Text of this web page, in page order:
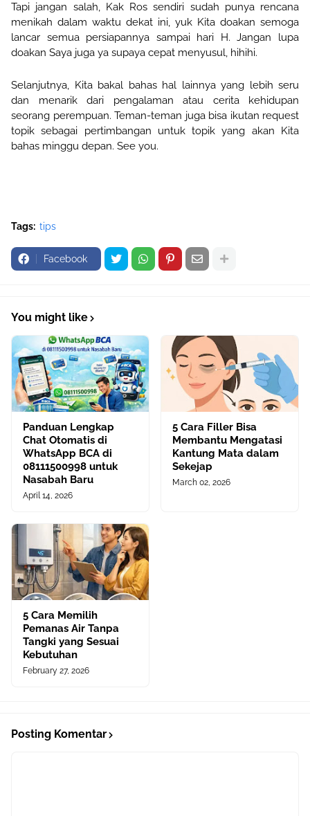
Tapi jangan salah, Kak Ros sendiri sudah punya rencana
menikah dalam waktu dekat ini, yuk Kita doakan semoga
lancar semua persiapannya sampai hari H. Jangan lupa
doakan Saya juga ya supaya cepat menyusul, hihihi.
Selanjutnya, Kita bakal bahas hal lainnyayang lebih seru
dan menarik dari pengalaman atau cerita kehidupan
seorang perempuan. Teman-teman juga bisa ikutan request
topik sebagai pertimbangan untuk topik yang akan Kita
bahas minggu depan. See you.
Tags: tips
Facebook
You might like
Panduan Lengkap
Chat Otomatis di
WhatsApp BCA di
08111500998 untuk
Nasabah Baru
April 14, 2026
5 Cara Filler Bisa
Membantu Mengatasi
Kantung Mata dalam
Sekejap
March 02, 2026
5 Cara Memilih
Pemanas Air Tanpa
Tangki yang Sesuai
Kebutuhan
February 27, 2026
Posting Komentar